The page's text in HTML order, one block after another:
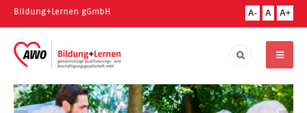
Bildung+Lernen gGmbH A- A A+